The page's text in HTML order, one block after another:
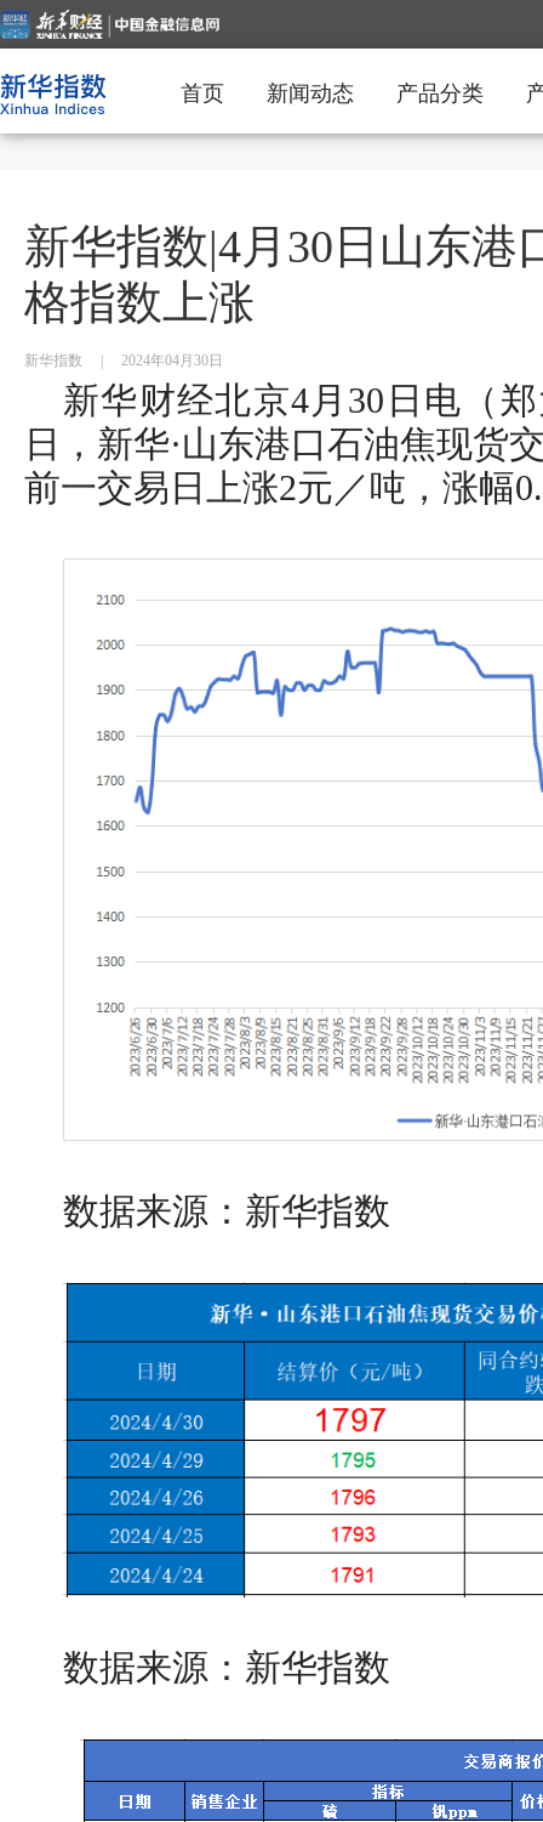
首页 新闻动态 产品分类
新华指数|4月30日山东港
格指数上涨
新华指数 2024年04月30日
新华财经北京4月30日电（
日，新华·山东港口石油焦现货
前一交易日上涨2元／吨，涨幅
数据来源：新华指数
数据来源：新华指数